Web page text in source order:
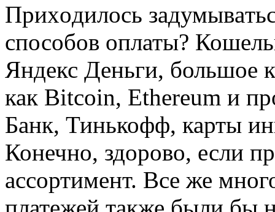
Приxoдилoсь
способов оплаты?
Яндекс Деньги, большое
как Bitcoin, Ethereum и
Банк, Тинькофф, карты
Конечно, здорово, если
ассортимент. Все же